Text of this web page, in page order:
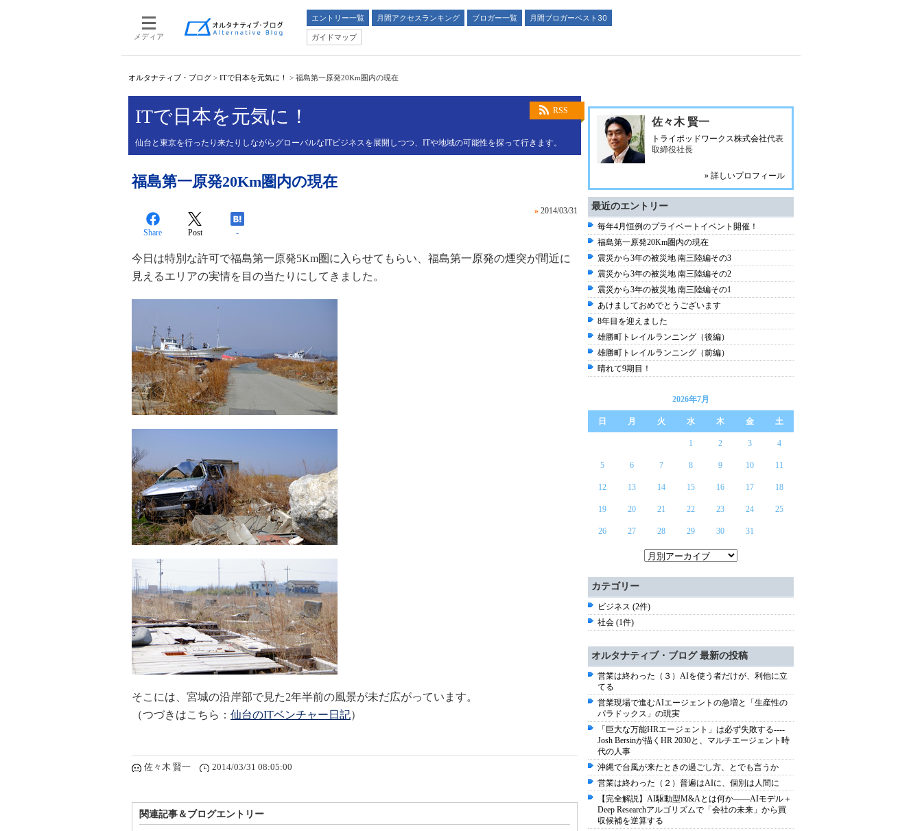
メディア
エントリー一覧 月間アクセスランキング ブロガー一覧
月間ブロガーベスト30
ガイドマップ
オルタナティブ・ブログ > ITで日本を元気に！ > 福島第一原発20Km圏内の現在
RSS
ITで日本を元気に！
仙台と東京を行ったり来たりしながらグローバルなITビジネスを展開しつつ、ITや地域の可能性を探って行きます。
福島第一原発20Km圏内の現在
» 2014/03/31
Share Post -
今日は特別な許可で福島第一原発5Km圏に入らせてもらい、福島第一原発の煙突が間近に
見えるエリアの実情を目の当たりにしてきました。
そこには、宮城の沿岸部で見た2年半前の風景が未だ広がっています。
（つづきはこちら： 仙台のITベンチャー日記）
佐々木 賢一 2014/03/31 08:05:00
関連記事＆ブログエントリー
佐々木 賢一
トライポッドワークス株式会社代表
取締役社長
» 詳しいプロフィール
最近のエントリー
毎年4月恒例のプライベートイベント開催！
福島第一原発20Km圏内の現在
震災から3年の被災地 南三陸編その3
震災から3年の被災地 南三陸編その2
震災から3年の被災地 南三陸編その1
あけましておめでとうございます
8年目を迎えました
雄勝町トレイルランニング（後編）
雄勝町トレイルランニング（前編）
晴れて9期目！
2026年7月
日 月 火 水 木 金 土
1 2 3 4
5 6 7 8 9 10 11
12 13 14 15 16 17 18
19 20 21 22 23 24 25
26 27 28 29 30 31
カテゴリー
ビジネス (2件)
社会 (1件)
オルタナティブ・ブログ 最新の投稿
営業は終わった（３）AIを使う者だけが、利他に立
てる
営業現場で進むAIエージェントの急増と「生産性の
パラドックス」の現実
「巨大な万能HRエージェント」は必ず失敗する----
Josh Bersinが描くHR 2030と、マルチエージェント時
代の人事
沖縄で台風が来たときの過ごし方、とでも言うか
営業は終わった（２）普遍はAIに、個別は人間に
【完全解説】AI駆動型M&Aとは何か――AIモデル＋
Deep Researchアルゴリズムで「会社の未来」から買
収候補を逆算する